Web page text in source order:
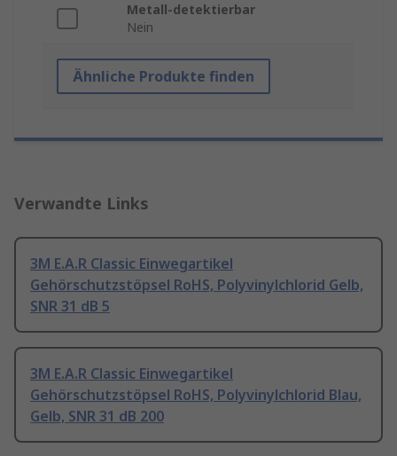
Metall-detektierbar
Nein
Ähnliche Produkte finden
Verwandte Links
3M E.A.R Classic Einwegartikel
Gehörschutzstöpsel RoHS, Polyvinylchlorid Gelb,
SNR 31 dB 5
3M E.A.R Classic Einwegartikel
Gehörschutzstöpsel RoHS, Polyvinylchlorid Blau,
Gelb, SNR 31 dB 200